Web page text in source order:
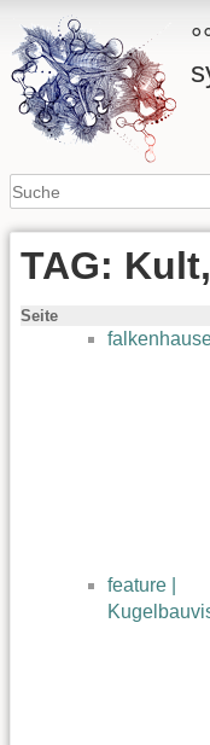
TAG:
Seite
feature |